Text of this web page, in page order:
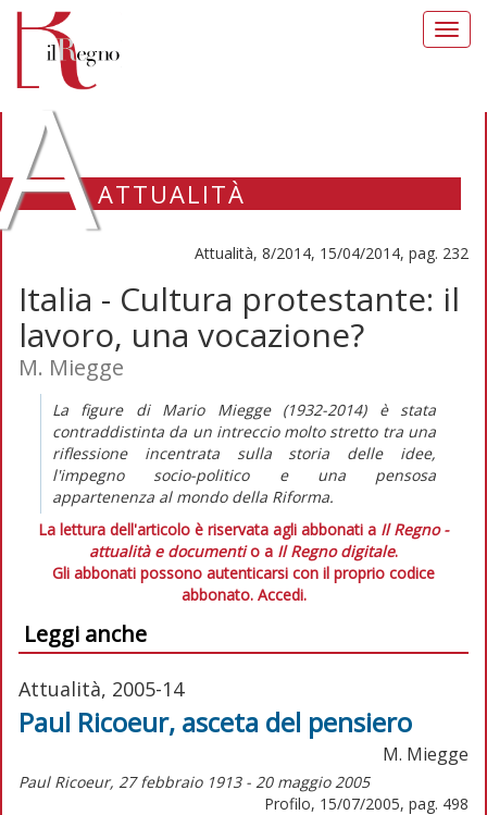
ATTUALITÀ
Attualità, 8/2014, 15/04/2014, pag. 232
Italia - Cultura protestante: il
lavoro, una vocazione?
M. Miegge
La figure di Mario Miegge (1932-2014) è stata
contraddistinta da un intreccio molto stretto tra una
riflessione incentrata sulla storia delle idee,
l'impegno socio-politico e una pensosa
appartenenza al mondo della Riforma.
La lettura dell'articolo è riservata agli abbonati a Il Regno -
attualità e documentio a Il Regno digitale.
Gli abbonati possono autenticarsi con il proprio codice
abbonato. Accedi.
Leggi anche
Attualità, 2005-14
Paul Ricoeur, asceta del pensiero
M. Miegge
Paul Ricoeur, 27 febbraio 1913 - 20 maggio 2005
Profilo, 15/07/2005, pag. 498